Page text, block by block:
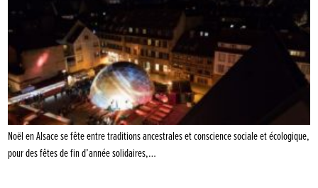
Noël en Alsace se fête entre traditions ancestrales et conscience sociale et écologique,
pour des fêtes de fin d’année solidaires,…